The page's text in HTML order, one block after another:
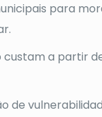
para
custam a partir
de